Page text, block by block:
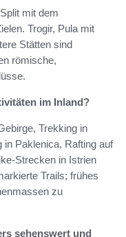
mit dem
Trogir, Pula mit
Stätten sind
römische,
im Inland?
Trekking in
in Paklenica, Rafting auf
Strecken in Istrien
Trails; frühes
zu
sehenswert und